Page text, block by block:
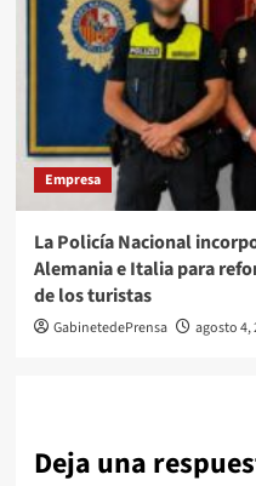
Empresa
La Policía Nacional
Alemania e Italia para
de los turistas
GabinetedePrensa agosto 4,
Deja una